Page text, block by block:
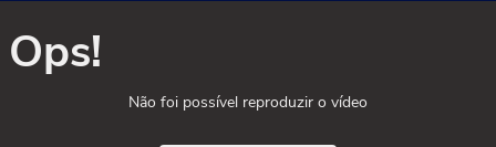
Ops!
Não foi possível reproduzir o vídeo